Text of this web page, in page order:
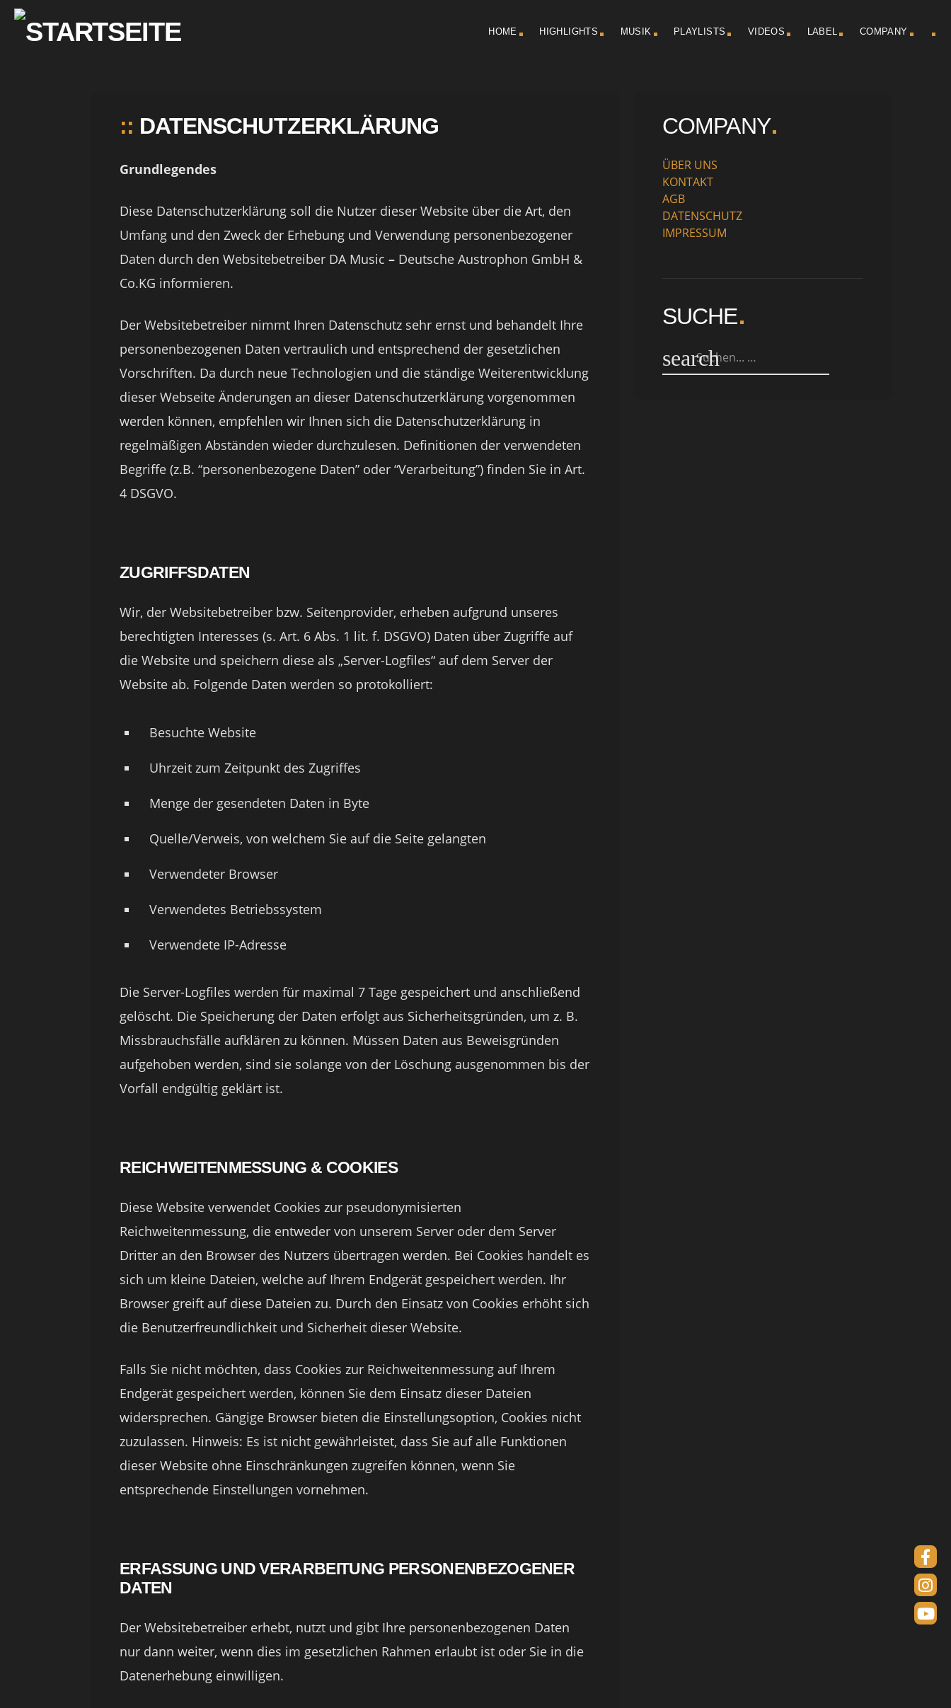
HOME HIGHLIGHTS MUSIK PLAYLISTS VIDEOS LABEL COMPANY
:: DATENSCHUTZERKLÄRUNG
Grundlegendes
Diese Datenschutzerklärung soll die Nutzer dieser Website über die Art, den
Umfang und den Zweck der Erhebung und Verwendung personenbezogener
Daten durch den Websitebetreiber DA Music – Deutsche Austrophon GmbH &
Co.KG informieren.
Der Websitebetreiber nimmt Ihren Datenschutz sehr ernst und behandelt Ihre
personenbezogenen Daten vertraulich und entsprechend der gesetzlichen
Vorschriften. Da durch neue Technologien und die ständige Weiterentwicklung
dieser Webseite Änderungen an dieser Datenschutzerklärung vorgenommen
werden können, empfehlen wir Ihnen sich die Datenschutzerklärung in
regelmäßigen Abständen wieder durchzulesen. Definitionen der verwendeten
Begriffe (z.B. “personenbezogene Daten” oder “Verarbeitung”) finden Sie in Art.
4 DSGVO.
ZUGRIFFSDATEN
Wir, der Websitebetreiber bzw. Seitenprovider, erheben aufgrund unseres
berechtigten Interesses (s. Art. 6 Abs. 1 lit. f. DSGVO) Daten über Zugriffe auf
die Website und speichern diese als „Server-Logfiles“ auf dem Server der
Website ab. Folgende Daten werden so protokolliert:
Besuchte Website
Uhrzeit zum Zeitpunkt des Zugriffes
Menge der gesendeten Daten in Byte
Quelle/Verweis, von welchem Sie auf die Seite gelangten
Verwendeter Browser
Verwendetes Betriebssystem
Verwendete IP-Adresse
Die Server-Logfiles werden für maximal 7 Tage gespeichert und anschließend
gelöscht. Die Speicherung der Daten erfolgt aus Sicherheitsgründen, um z. B.
Missbrauchsfälle aufklären zu können. Müssen Daten aus Beweisgründen
aufgehoben werden, sind sie solange von der Löschung ausgenommen bis der
Vorfall endgültig geklärt ist.
REICHWEITENMESSUNG & COOKIES
Diese Website verwendet Cookies zur pseudonymisierten
Reichweitenmessung, die entweder von unserem Server oder dem Server
Dritter an den Browser des Nutzers übertragen werden. Bei Cookies handelt es
sich um kleine Dateien, welche auf Ihrem Endgerät gespeichert werden. Ihr
Browser greift auf diese Dateien zu. Durch den Einsatz von Cookies erhöht sich
die Benutzerfreundlichkeit und Sicherheit dieser Website.
Falls Sie nicht möchten, dass Cookies zur Reichweitenmessung auf Ihrem
Endgerät gespeichert werden, können Sie dem Einsatz dieser Dateien
widersprechen. Gängige Browser bieten die Einstellungsoption, Cookies nicht
zuzulassen. Hinweis: Es ist nicht gewährleistet, dass Sie auf alle Funktionen
dieser Website ohne Einschränkungen zugreifen können, wenn Sie
entsprechende Einstellungen vornehmen.
ERFASSUNG UND VERARBEITUNG PERSONENBEZOGENER
DATEN
Der Websitebetreiber erhebt, nutzt und gibt Ihre personenbezogenen Daten
nur dann weiter, wenn dies im gesetzlichen Rahmen erlaubt ist oder Sie in die
Datenerhebung einwilligen.
COMPANY
ÜBER UNS
KONTAKT
AGB
DATENSCHUTZ
IMPRESSUM
SUCHE
search